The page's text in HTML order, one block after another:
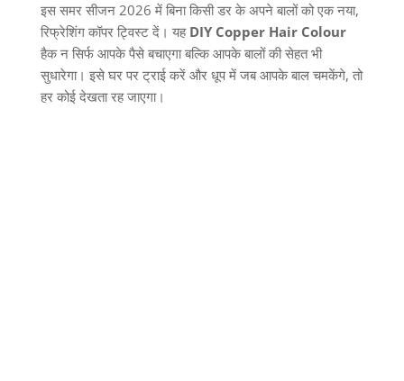
इस समर सीजन2026 में बिना किसी डर के अपने बालों को एक नया,
रिफ्रेशिंग कॉपर ट्विस्ट दें। यह DIY Copper Hair Colour
हैक न सिर्फ आपके पैसे बचाएगा बल्कि आपके बालों की सेहत भी
सुधारेगा। इसे घर पर ट्राई करें और धूप में जब आपके बाल चमकेंगे, तो
हर कोई देखता रह जाएगा।